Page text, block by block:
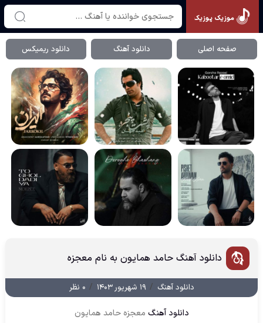
موزیک پوزیک
صفحه اصلی دانلود آهنگ دانلود ریمیکس
دانلود آهنگ حامد همایون به نام معجزه
دانلود آهنگ / ۱۹ شهریور ۱۴۰۳ / ۰ نظر
دانلود آهنگ معجزه حامد همایون